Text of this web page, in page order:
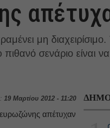
μη διαχειρίσιμο.
σενάριο είναι
19 Μαρτίου 2012 - 11:20